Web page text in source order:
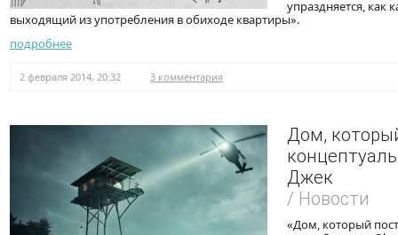
упраздняется, как
выходящий из употребления в обиходе квартиры».
подробнее
2 февраля 2014, 20:32 3 комментария
Дом,
Джек
/ Новости
«Дом, который